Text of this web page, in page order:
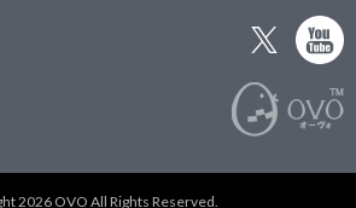
2026 OVO All Rights Reserved.